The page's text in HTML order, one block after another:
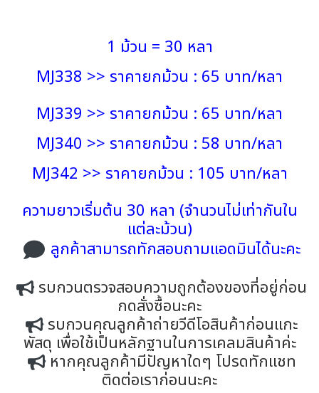
1 ม้วน = 30 หลา
MJ338 >> ราคายกม้วน : 65 บาท/หลา
MJ339 >> ราคายกม้วน : 65 บาท/หลา
MJ340 >> ราคายกม้วน : 58 บาท/หลา
MJ342 >> ราคายกม้วน : 105 บาท/หลา
ความยาวเริ่มต้น 30 หลา (จำนวนไม่เท่ากันใน
แต่ละม้วน)
ลูกค้าสามารถทักสอบถามแอดมินได้นะคะ
รบกวนตรวจสอบความถูกต้องของที่อยู่ก่อน
กดสั่งซื้อนะคะ
รบกวนคุณลูกค้าถ่ายวีดีโอสินค้าก่อนแกะ
พัสดุ เพื่อใช้เป็นหลักฐานในการเคลมสินค้าค่ะ
หากคุณลูกค้ามีปัญหาใดๆ โปรดทักแชท
ติดต่อเราก่อนนะคะ